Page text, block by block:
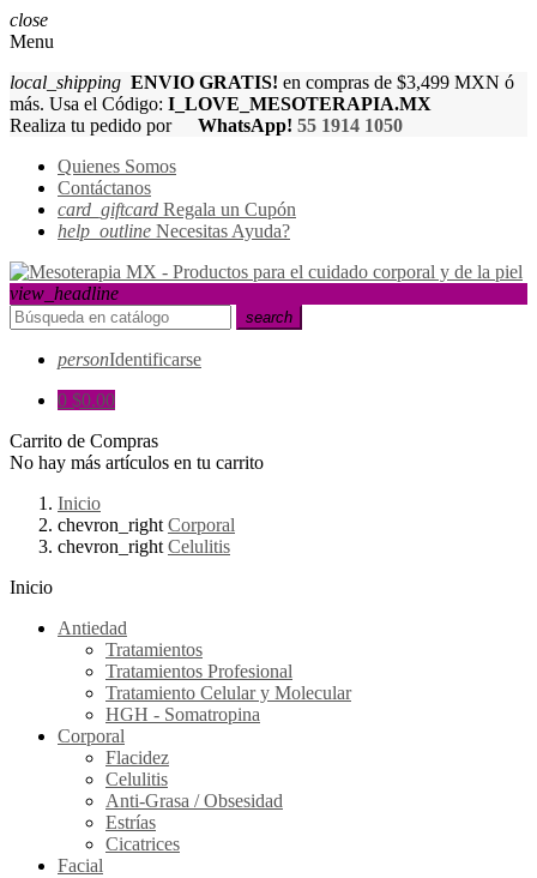
close
Menu
local_shipping ENVIO GRATIS! en compras de $3,499 MXN ó
más. Usa el Código: I_LOVE_MESOTERAPIA.MX
Realiza tu pedido por
WhatsApp! 55 1914 1050
Quienes Somos
Contáctanos
card_giftcard Regala un Cupón
help_outline Necesitas Ayuda?
view_headline
search
personIdentificarse
0 $0.00
Carrito de Compras
No hay más artículos en tu carrito
Inicio
chevron_right Corporal
chevron_right Celulitis
Inicio
Antiedad
Tratamientos
Tratamientos Profesional
Tratamiento Celular y Molecular
HGH - Somatropina
Corporal
Flacidez
Celulitis
Anti-Grasa / Obsesidad
Estrías
Cicatrices
Facial